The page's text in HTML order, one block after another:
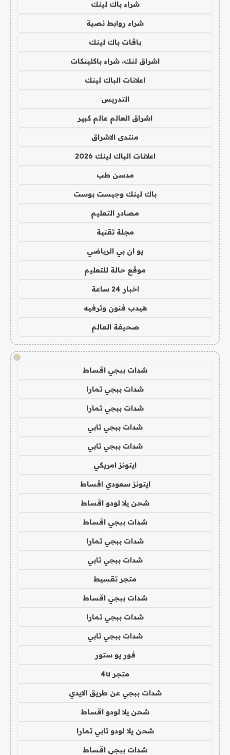
شراء باك لينك
شراء روابط نصية
باقات باك لينك
اشراق لنك، شراء باكلينكات
اعلانات الباك لينك
التدريس
اشراق العالم عالم كبير
منتدى الاشراق
اعلانات الباك لينك 2026
مدسن طب
باك لينك وجيست بوست
مصادر التعليم
مجلة تقنية
يو ان بي الرياضي
موقع حالة للتعليم
اخبار 24 ساعة
هيدب فنون وترفيه
صحيفة العالم
!
شدات ببجي اقساط
شدات ببجي تمارا
شدات ببجي تمارا
شدات ببجي تابي
شدات ببجي تابي
ايتونز امريكي
ايتونز سعودي اقساط
شحن يلا لودو اقساط
شدات ببجي اقساط
شدات ببجي تمارا
شدات ببجي تابي
متجر تقسيط
شدات ببجي اقساط
شدات ببجي تمارا
شدات ببجي تابي
فور يو ستور
متجر 4u
شدات ببجي عن طريق الايدي
شحن يلا لودو اقساط
شحن يلا لودو تابي تمارا
شدات ببجي اقساط